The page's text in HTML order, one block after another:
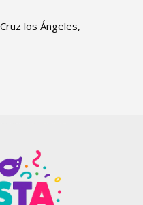
los Ángeles,